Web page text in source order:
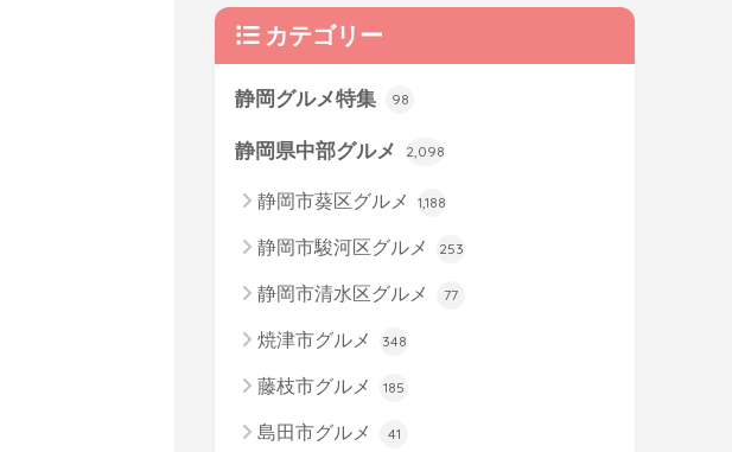
カテゴリー
静岡グルメ特集 98
静岡県中部グルメ 2,098
静岡市葵区グルメ 1,188
静岡市駿河区グルメ 253
静岡市清水区グルメ 77
焼津市グルメ 348
藤枝市グルメ 185
島田市グルメ 41